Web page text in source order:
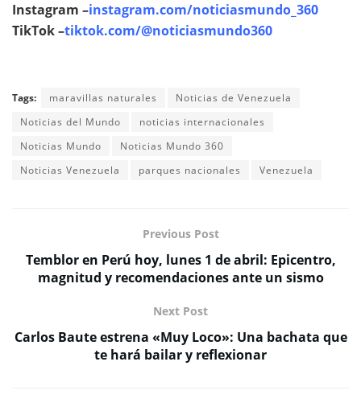
Instagram –instagram.com/noticiasmundo_360
TikTok –tiktok.com/@noticiasmundo360
Tags: maravillas naturales
Noticias de Venezuela
Noticias del Mundo
noticias internacionales
Noticias Mundo
Noticias Mundo 360
Noticias Venezuela
parques nacionales Venezuela
Previous Post
Temblor en Perú hoy, lunes 1 de abril: Epicentro,
magnitud y recomendaciones ante un sismo
Next Post
Carlos Baute estrena «Muy Loco»: Una bachata que
te hará bailar y reflexionar